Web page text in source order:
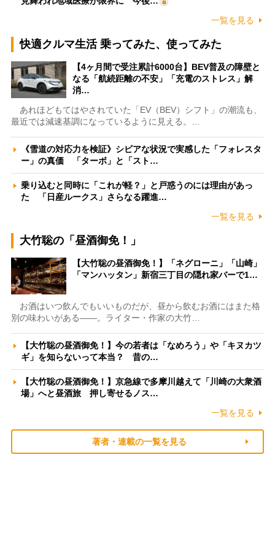
一覧を見る
快適クルマ生活 乗ってみた、使ってみた
【4ヶ月間で受注累計6000台】BEV普及の障壁と
なる「航続距離の不安」「充電のストレス」解
消…
あれほどもてはやされていた「EV（BEV）シフト」の潮流も、
最近では減速基調になっているように見える。…
《雪道の対応力を検証》シビアな状況で実感した「フォレスタ
ー」の真価 「ターボ」と「スト…
乗り込むと同時に「これが軽？」と戸惑うのには理由があっ
た 「日産ルークス」さらなる躍進…
一覧を見る
大竹聡の「昼酒御免！」
【大竹聡の昼酒御免！】「ネグローニ」「山崎」
「マンハッタン」新宿三丁目の隠れ家バーで1…
お酒はいつ飲んでもいいものだが、昼から飲むお酒にはまた格
別の味わいがある――。ライター・作家の大竹…
【大竹聡の昼酒御免！】今の若者は「なめろう」や「キヌカツ
ギ」を知らないって本当？ 昔の…
【大竹聡の昼酒御免！】京急線で多摩川越えて「川崎の大衆酒
場」へと昼酒旅 押し寄せるノス…
一覧を見る
著者・連載の一覧を見る